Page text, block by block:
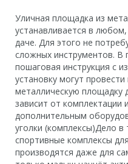
Уличная площадка из
устанавливается в
даче. Для этого не
сложных инструментов. В
пошаговая инструкция с
установку могут
металлическую площадку
зависит от комплектации
дополнительным
уголки (комплексы)Дело
спортивные комплексы
производятся даже для